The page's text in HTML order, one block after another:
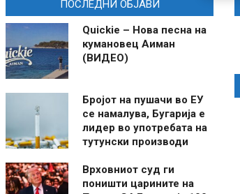
ПОСЛЕДНИ ОБЈАВИ
Quickie – Нова песна на
кумановец Аиман
(ВИДЕО)
Бројот на пушачи во ЕУ
се намалува, Бугарија е
лидер во употребата на
тутунски производи
Врховниот суд ги
поништи царините на